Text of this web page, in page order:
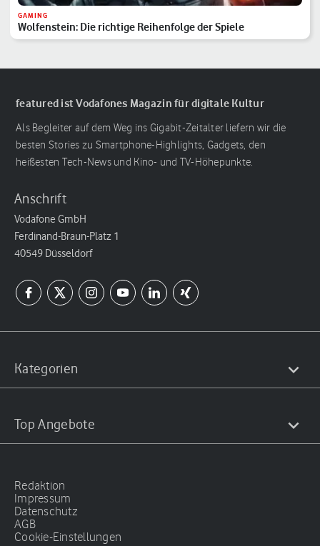
GAMING
Wolfenstein: Die richtige Reihenfolge der Spiele
featured ist Vodafones Magazin für digitale Kultur
Als Begleiter auf dem Weg ins Gigabit-Zeitalter liefern wir die
besten Stories zu Smartphone-Highlights, Gadgets, den
heißesten Tech-News und Kino- und TV-Höhepunkte.
Anschrift
Vodafone GmbH
Ferdinand-Braun-Platz 1
40549 Düsseldorf
Kategorien
Top Angebote
Redaktion
Impressum
Datenschutz
AGB
Cookie-Einstellungen